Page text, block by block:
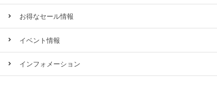
お得なセール情報
イベント情報
インフォメーション